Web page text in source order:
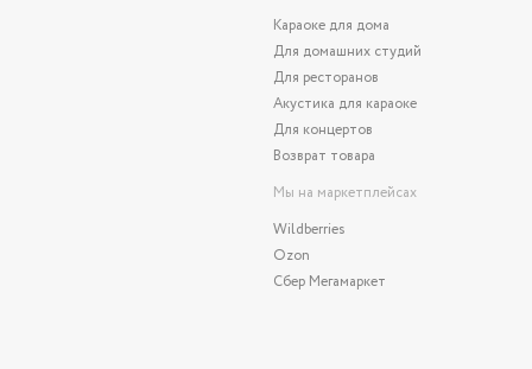
Караоке для дома
Для домашних студий
Для ресторанов
Акустика для караоке
Для концертов
Возврат товара
Мы на маркетплейсах
Wildberries
Ozon
Сбер Мегамаркет